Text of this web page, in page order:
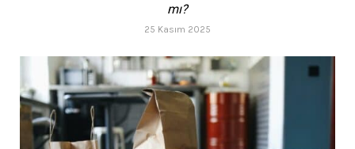
mı?
25 Kasım 2025